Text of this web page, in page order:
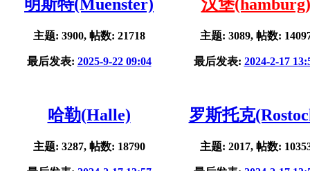
明斯特(Muenster)
主题: 3900, 帖数: 21718
最后发表: 2025-9-22 09:04
汉堡(hamburg)
主题: 3089, 帖数:
最后发表: 2024-2-17
哈勒(Halle)
主题: 3287, 帖数: 18790
罗斯托克
主题: 2017, 帖数: